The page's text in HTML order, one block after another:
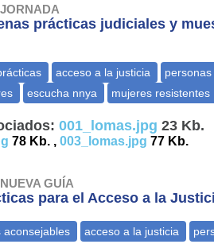
JORNADA
prácticas judiciales y
001_lomas.jpg 23 Kb.
78 Kb. ,003_lomas.jpg 77 Kb.
NUEVA GUÍA
para el Acceso a la